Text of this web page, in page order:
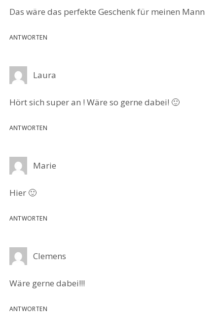
Das wäre das perfekte Geschenk für meinen Mann
ANTWORTEN
Laura
Hört sich super an ! Wäre so gerne dabei! 🙂
ANTWORTEN
Marie
Hier 🙂
ANTWORTEN
Clemens
Wäre gerne dabei!!!
ANTWORTEN